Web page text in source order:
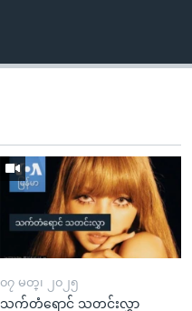
၀၇ မတ္၊ ၂၀၂၅
သက်တံရောင် သတင်းလွှာ